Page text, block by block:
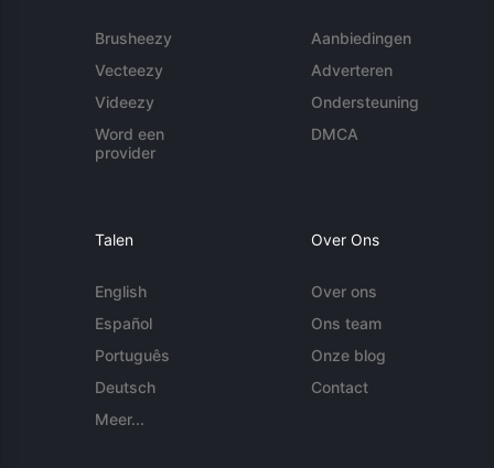
Brusheezy
Vecteezy
Videezy
Word een
provider
Aanbiedingen
Adverteren
Ondersteuning
DMCA
Talen
English
Español
Português
Deutsch
Meer...
Over Ons
Over ons
Ons team
Onze blog
Contact